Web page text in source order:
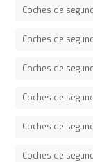
Coches de
Coches de
Coches de
Coches de
Coches de
Coches de